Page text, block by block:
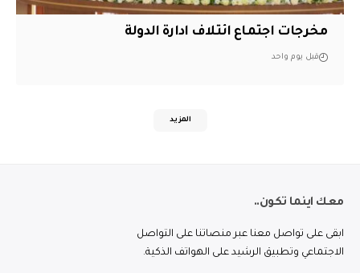
مخرجات اجتماع ائتلاف ادارة الدولة
قبل يوم واحد
المزيد
معك اينما تكون..
ابقى على تواصل معنا عبر منصاتنا على التواصل
الاجتماعي وتطبيق الرشيد على الهواتف الذكية.